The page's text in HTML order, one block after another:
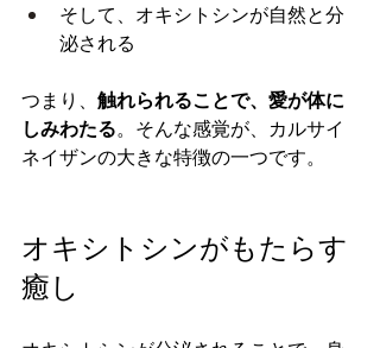
そして、オキシトシンが自然と分
泌される
つまり、 触れられることで、愛が体に
しみわたる。そんな感覚が、カルサイ
ネイザンの大きな特徴の一つです。
オキシトシンがもたらす
癒し